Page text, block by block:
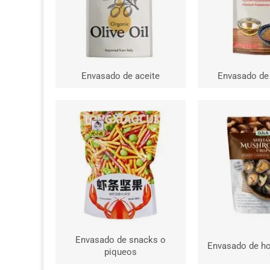
Envasado de aceite Envasado
Envasado de snacks o
piqueos
Envasado de